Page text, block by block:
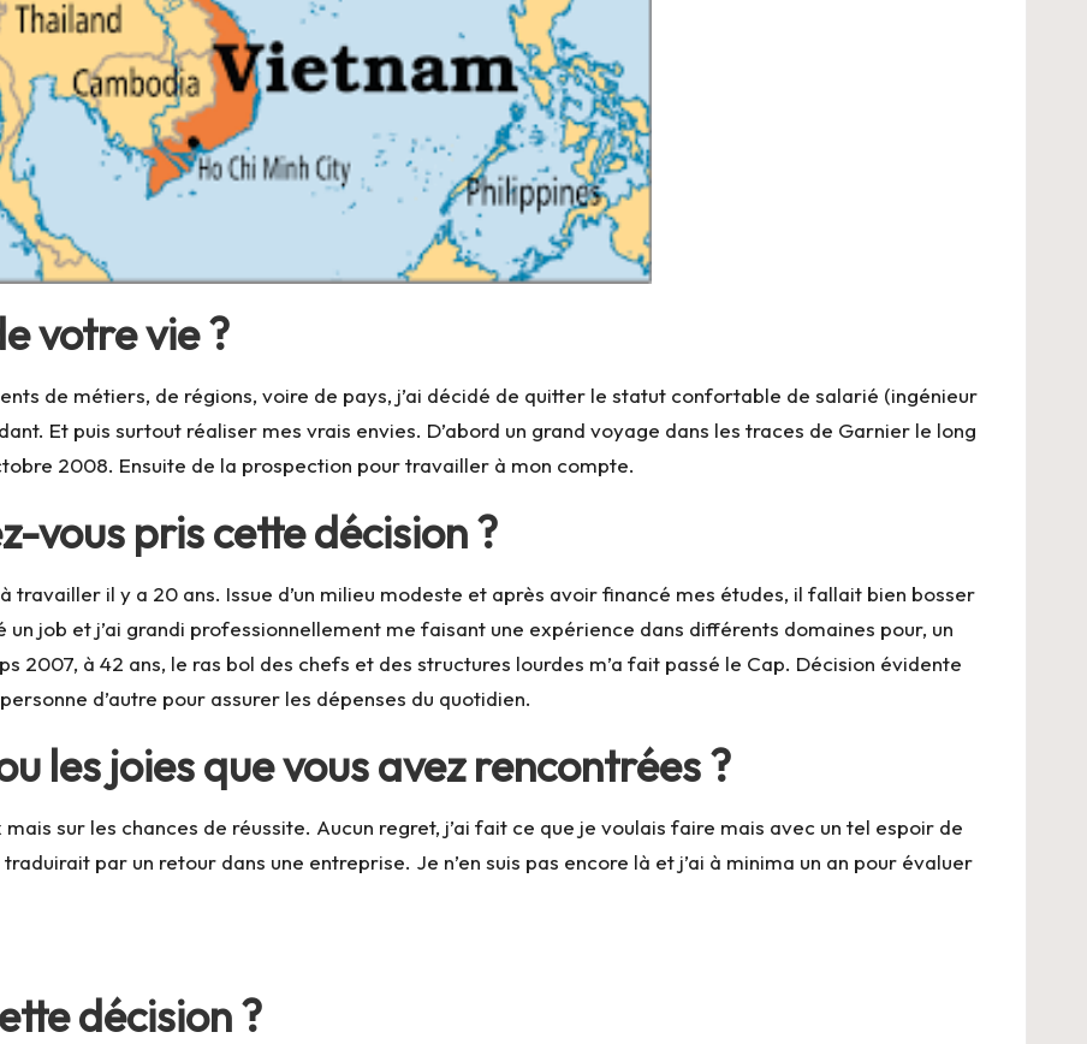
votre vie ?
de métiers, de régions, voire de pays, j’ai décidé de quitter le statut confortable de salarié (ingénieur
Et puis surtout réaliser mes vrais envies. D’abord un grand voyage dans les traces de Garnier le long
2008. Ensuite de la prospection pour travailler à mon compte.
vous pris cette décision ?
travailler il y a 20 ans. Issue d’un milieu modeste et après avoir financé mes études, il fallait bien bosser
job et j’ai grandi professionnellement me faisant une expérience dans différents domaines pour, un
2007, à 42 ans, le ras bol des chefs et des structures lourdes m’a fait passé le Cap. Décision évidente
d’autre pour assurer les dépenses du quotidien.
les joies que vous avez rencontrées ?
sur les chances de réussite. Aucun regret, j’ai fait ce que je voulais faire mais avec un tel espoir de
par un retour dans une entreprise. Je n’en suis pas encore là et j’ai à minima un an pour évaluer
décision ?